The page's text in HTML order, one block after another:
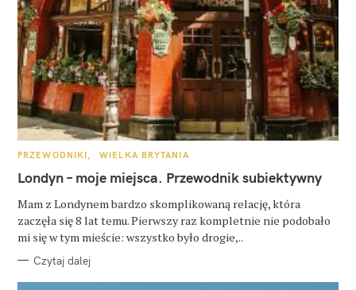
K
T
E
O
R
I
PRZEWODNIKI WIELKA BRYTANIA
Londyn – moje miejsca. Przewodnik subiektywny
Mam z Londynem bardzo skomplikowaną relację, która
zaczęła się 8 lat temu. Pierwszy raz kompletnie nie podobało
mi się w tym mieście: wszystko było drogie,..
Czytaj dalej